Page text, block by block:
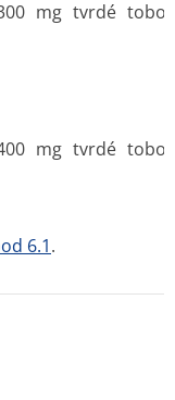
mg tvrdé
mg tvrdé
6.1.